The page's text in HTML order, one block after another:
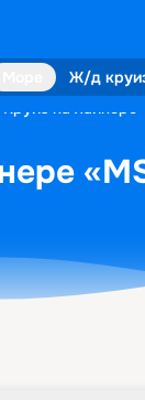
Ж/д
Круиз на лайнере